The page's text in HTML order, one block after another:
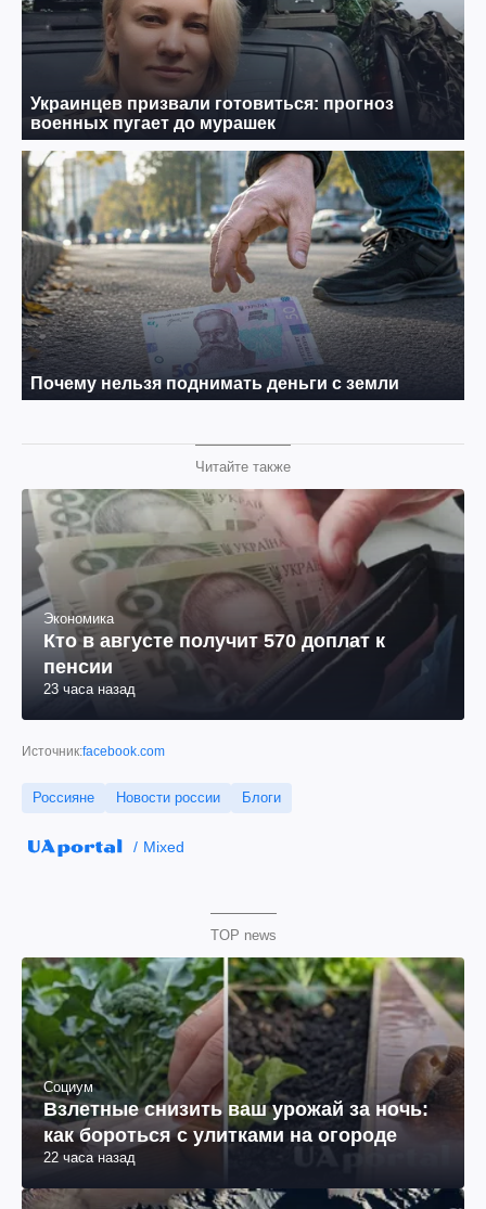
Читайте также
Экономика
Кто в августе получит 570 доплат к
пенсии
23 часа назад
Источник:facebook.com
Россияне Новости россии Блоги
Mixed
TOP news
Социум
Взлетные снизить ваш урожай за ночь:
как бороться с улитками на огороде
22 часа назад